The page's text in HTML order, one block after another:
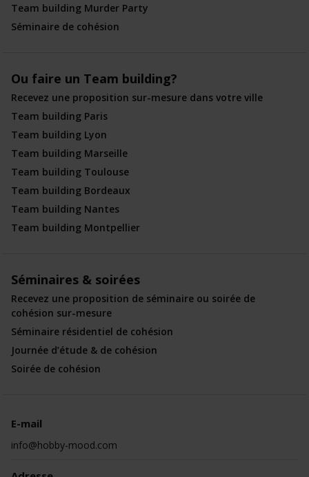
Team building Murder Party
Séminaire de cohésion
Ou faire un Team building?
Recevez une proposition sur-mesure dans votre ville
Team building Paris
Team building Lyon
Team building Marseille
Team building Toulouse
Team building Bordeaux
Team building Nantes
Team building Montpellier
Séminaires & soirées
Recevez une proposition de séminaire ou soirée de
cohésion sur-mesure
Séminaire résidentiel de cohésion
Journée d’étude & de cohésion
Soirée de cohésion
E-mail
info@hobby-mood.com